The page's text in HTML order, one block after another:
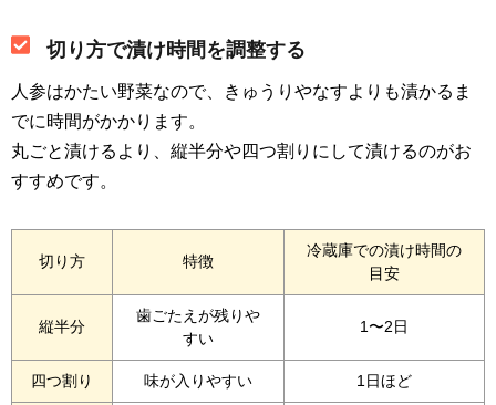
切り方で漬け時間を調整する
人参はかたい野菜なので、きゅうりやなすよりも漬かるま
でに時間がかかります。
丸ごと漬けるより、縦半分や四つ割りにして漬けるのがお
すすめです。
切り方 特徴
冷蔵庫での漬け時間の
目安
縦半分
歯ごたえが残りや
すい
1〜2日
四つ割り 味が入りやすい 1日ほど